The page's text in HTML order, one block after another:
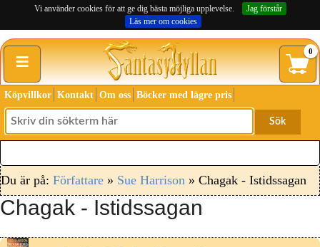
Vi använder cookies för att ge dig bästa möjliga upplevelse.
Jag förstår
Läs mer om cookies
≡ 0
Köpvillkor Kontakt Om oss Böcker med lägre pris
Sök
Du är på: Författare » Sue Harrison » Chagak - Istidssagan
Chagak - Istidssagan